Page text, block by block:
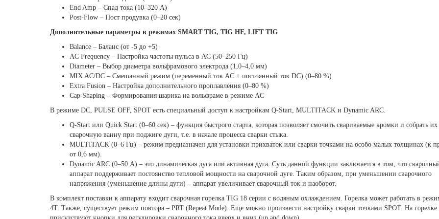
End Amp – Спад тока (10–320 А)
Post-Flow – Пост продувка (0–20 сек)
Дополнительные параметры в режимах SMART TIG, TIG HF, LIFT TIG
Balance – Баланс (от -5 до +5)
AC Frequency – Настройка частоты пульса в AC (50–250 Гц)
Diameter – Выбор диаметра вольфрамового электрода (1,0–4,0 мм)
MIX AC/DC – Смешанный режим (переменный ток AC + постоянный ток DC) (0–80 %)
Extra Fusion – Настройка дополнительного проплавления (0–80 %)
Cap Shaping – Формирования шарика на вольфраме в режиме AC
В режиме DC, PULSE OFF, SPOT есть специальный доступ к настройкам Q-Start, MULTITACK и Dynamic ARС.
Q-Start или Quick Start (0–60 сек) – функция быстрого старта, которая позволяет смочить свариваемые кромки и собрать их
сварочную ванну при поджиге дуги, т.е. в начале процесса сварки стыка.
MULTITACK (0–6 Гц) – режим предназначен для установки прихваток или сварки точками на особо малых толщинах (к
от 0,6 мм).
Dynamic ARС (0–50 А) – это динамическая дуга или активная дуга. Суть данной функции заключается в том, что
аппарат поддерживает постоянство тепловой мощности на сварочной дуге. Таким образом, при уменьшении сварочного
напряжения (уменьшение длины дуги) – аппарат увеличивает сварочный ток и наоборот.
В комплект поставки к аппарату входит сварочная горелка TIG 18 серии с водяным охлаждением. Горелка может работать в
4T. Также, существует режим повтора – PRT (Repeat Mode). Еще можно произвести настройку сварки точками SPOT. На горелке